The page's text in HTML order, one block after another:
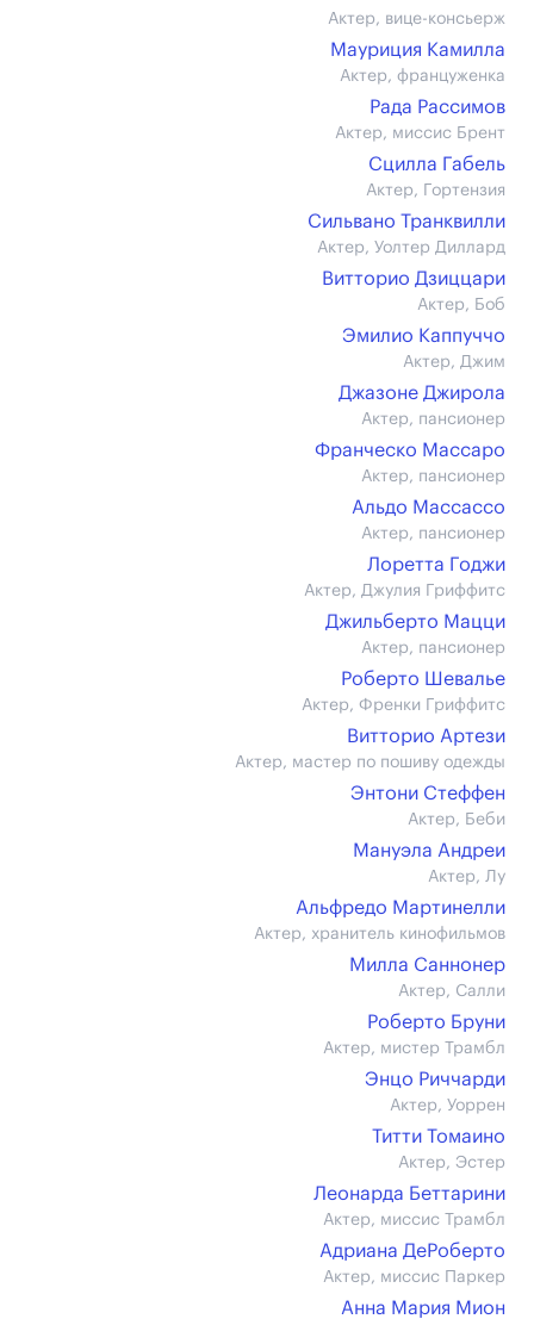
Актер, вице-консьерж
Мауриция Камилла
Актер, француженка
Рада Рассимов
Актер, миссис Брент
Сцилла Габель
Актер, Гортензия
Сильвано Транквилли
Актер, Уолтер Диллард
Витторио Дзиццари
Актер, Боб
Эмилио Каппуччо
Актер, Джим
Джазоне Джирола
Актер, пансионер
Франческо Массаро
Актер, пансионер
Альдо Массассо
Актер, пансионер
Лоретта Годжи
Актер, Джулия Гриффитс
Джильберто Мацци
Актер, пансионер
Роберто Шевалье
Актер, Френки Гриффитс
Витторио Артези
Актер, мастер по пошиву одежды
Энтони Стеффен
Актер, Беби
Мануэла Андреи
Актер, Лу
Альфредо Мартинелли
Актер, хранитель кинофильмов
Милла Саннонер
Актер, Салли
Роберто Бруни
Актер, мистер Трамбл
Энцо Риччарди
Актер, Уоррен
Титти Томаино
Актер, Эстер
Леонарда Беттарини
Актер, миссис Трамбл
Адриана ДеРоберто
Актер, миссис Паркер
Анна Мария Мион